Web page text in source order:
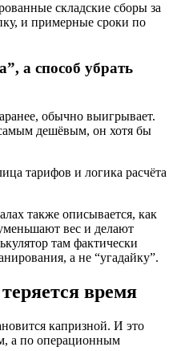
складские сборы за
и примерные сроки по
а способ убрать
обычно выигрывает.
дешёвым, он хотя бы
тарифов и логика расчёта
также описывается, как
вес и делают
там фактически
а не “угадайку”.
время
капризной. И это
а по операционным